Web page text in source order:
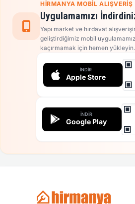
HIRMANYA MOBIL ALIŞVERIŞ
Uygulamamızı
Yapı market ve hırdavat
geliştirdiğimiz mobil uygulamamız
kaçırmamak için hemen yükleyin.
İNDIR
Apple Store
İNDIR
Google Play